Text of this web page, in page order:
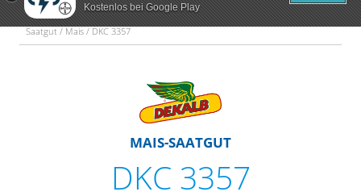
Kostenlos bei Google Play
Saatgut / Mais / DKC 3357
MAIS-SAATGUT
DKC 3357